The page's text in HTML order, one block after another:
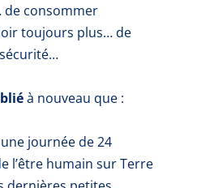
consommer
toujours plus… de
à nouveau que :
de 24
l’être humain sur Terre